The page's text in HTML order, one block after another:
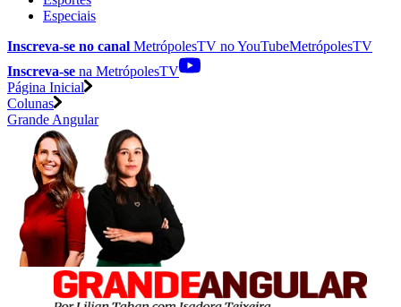
Especiais
Inscreva-se no canal MetrópolesTV noYouTubeMetrópolesTV
Inscreva-se na MetrópolesTV
Página Inicial
Colunas
Grande Angular